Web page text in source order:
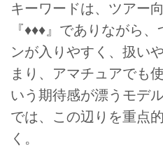
キーワードは、ツアー
『♦♦♦』でありながら
ンが入りやすく、扱い
まり、アマチュアでも
いう期待感が漂うモデ
では、この辺りを重点
く。